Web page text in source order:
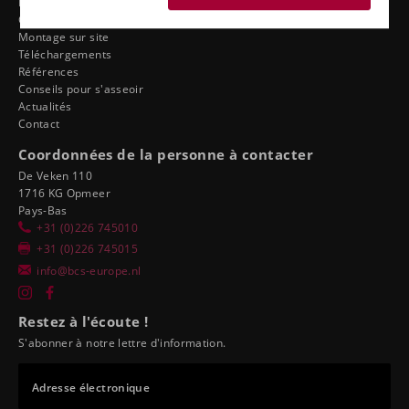
Concessionnaires sport automobile tuning
Montage sur site
Téléchargements
Références
Conseils pour s'asseoir
Actualités
Contact
Coordonnées de la personne à contacter
De Veken 110
1716 KG Opmeer
Pays-Bas
+31 (0)226 745010
+31 (0)226 745015
info@bcs-europe.nl
Restez à l'écoute !
S'abonner à notre lettre d'information.
Adresse électronique